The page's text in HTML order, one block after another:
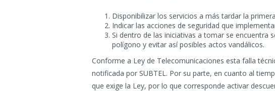
Disponibilizar los servicios a más tardar la
Indicar las acciones de seguridad que
Si dentro de las iniciativas a tomar se encuentra
polígono y evitar así posibles actos vandálicos.
Conforme a Ley de Telecomunicaciones esta falla
notificada por SUBTEL. Por su parte, en cuanto al
que exige la Ley, por lo que corresponde activar